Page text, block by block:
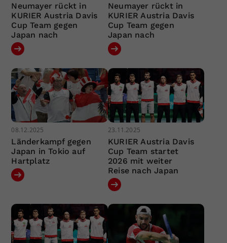
Neumayer rückt in
KURIER Austria Davis
Cup Team gegen
Japan nach
Neumayer rückt in
KURIER Austria Davis
Cup Team gegen
Japan nach
08.12.2025
Länderkampf gegen
Japan in Tokio auf
Hartplatz
23.11.2025
KURIER Austria Davis
Cup Team startet
2026 mit weiter
Reise nach Japan